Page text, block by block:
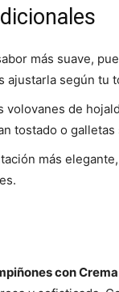
más suave,
ajustarla según tu
volovanes de
tostado o galletas
más
con